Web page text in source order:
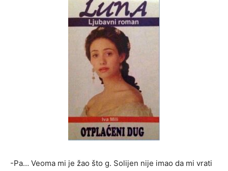
-Pa… Veoma mi je žao što g. Solijen nije imao da mi vrati